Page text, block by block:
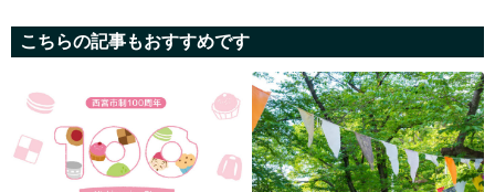
こちらの記事もおすすめです